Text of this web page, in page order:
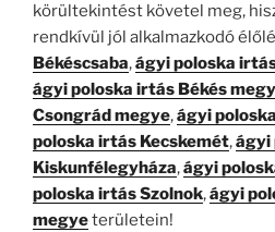
körültekintést követel meg,
rendkívül jól alkalmazkodó
Békéscsaba,ágyi poloska
ágyi poloska irtás Békés
Csongrád megye,ágyi
poloska irtás Kecskemét,ágyi
Kiskunfélegyháza,ágyi
poloska irtás Szolnok,ágyi
megyeterületein!